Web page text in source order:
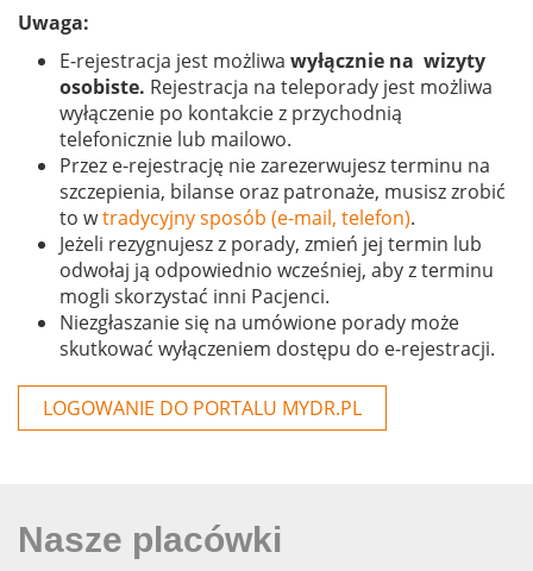
Uwaga:
E-rejestracja jest możliwa wyłącznie na wizyty
osobiste. Rejestracja na teleporady jest możliwa
wyłączenie po kontakcie z przychodnią
telefonicznie lub mailowo.
Przez e-rejestrację nie zarezerwujesz terminu na
szczepienia, bilanse oraz patronaże, musisz zrobić
to wtradycyjny sposób (e-mail, telefon).
Jeżeli rezygnujesz z porady, zmień jej termin lub
odwołaj ją odpowiednio wcześniej, aby z terminu
mogli skorzystać inni Pacjenci.
Niezgłaszanie się na umówione porady może
skutkować wyłączeniem dostępu do e-rejestracji.
LOGOWANIE DO PORTALU MYDR.PL
Nasze placówki